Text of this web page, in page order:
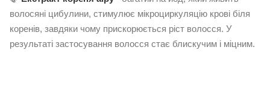
волосяні цибулини, стимулює мікроциркуляцію крові біля
коренів, завдяки чому прискорюється ріст волосся. У
результаті застосування волосся стає блискучим і міцним.